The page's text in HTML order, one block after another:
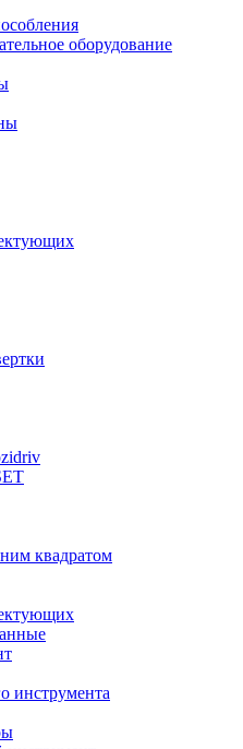
оборудование
квадратом
инструмента